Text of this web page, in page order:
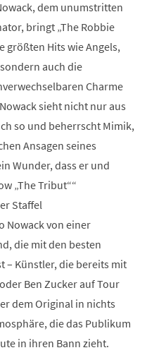
dem unumstritten
bringt „The Robbie
größten Hits wie Angels,
auch die
Charme
sieht nicht nur aus
so und beherrscht Mimik,
Ansagen seines
Wunder, dass er und
„The Tribut““
Staffel
Nowack von einer
die mit den besten
– Künstler, die bereits mit
Ben Zucker auf Tour
dem Original in nichts
die das Publikum
in ihren Bann zieht.